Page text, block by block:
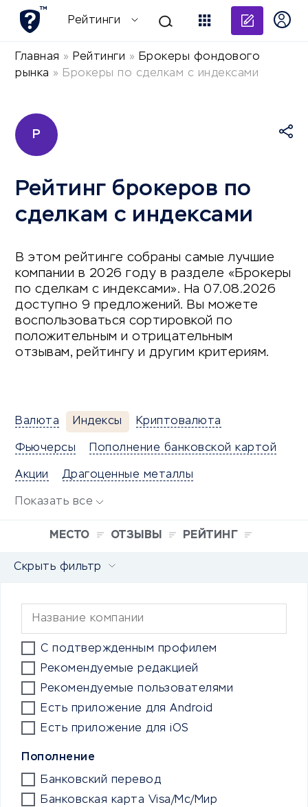
Рейтинги
Главная » Рейтинги » Брокеры фондового
рынка » Брокеры по сделкам с индексами
Р
Рейтинг брокеров по
сделкам с индексами
В этом рейтинге собраны самые лучшие
компании в 2026 году в разделе «Брокеры
по сделкам с индексами». На 07.08.2026
доступно 9 предложений. Вы можете
воспользоваться сортировкой по
положительным и отрицательным
отзывам, рейтингу и другим критериям.
Валюта Индексы Криптовалюта
Фьючерсы Пополнение банковской картой
Акции Драгоценные металлы
Показать все
МЕСТО ОТЗЫВЫ РЕЙТИНГ
Скрыть фильтр
С подтвержденным профилем
Рекомендуемые редакцией
Рекомендуемые пользователями
Есть приложение для Android
Есть приложение для iOS
Пополнение
Банковский перевод
Банковская карта Visa/Mc/Мир